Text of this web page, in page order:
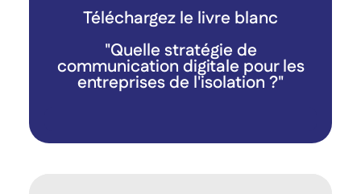
Téléchargez le livre blanc
"Quelle stratégie de
communication digitale pour les
entreprises de l'isolation ?"